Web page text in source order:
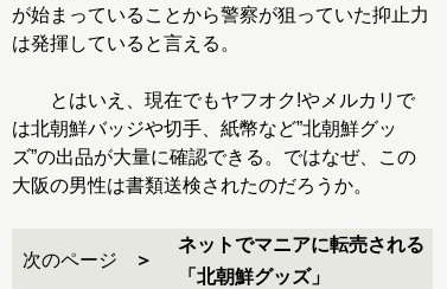
が始まっていることから警察が狙っていた抑止力
は発揮していると言える。
とはいえ、現在でもヤフオク!やメルカリで
は北朝鮮バッジや切手、紙幣など”北朝鮮グッ
ズ”の出品が大量に確認できる。ではなぜ、この
大阪の男性は書類送検されたのだろうか。
次のページ
ネットでマニアに転売される
「北朝鮮グッズ」